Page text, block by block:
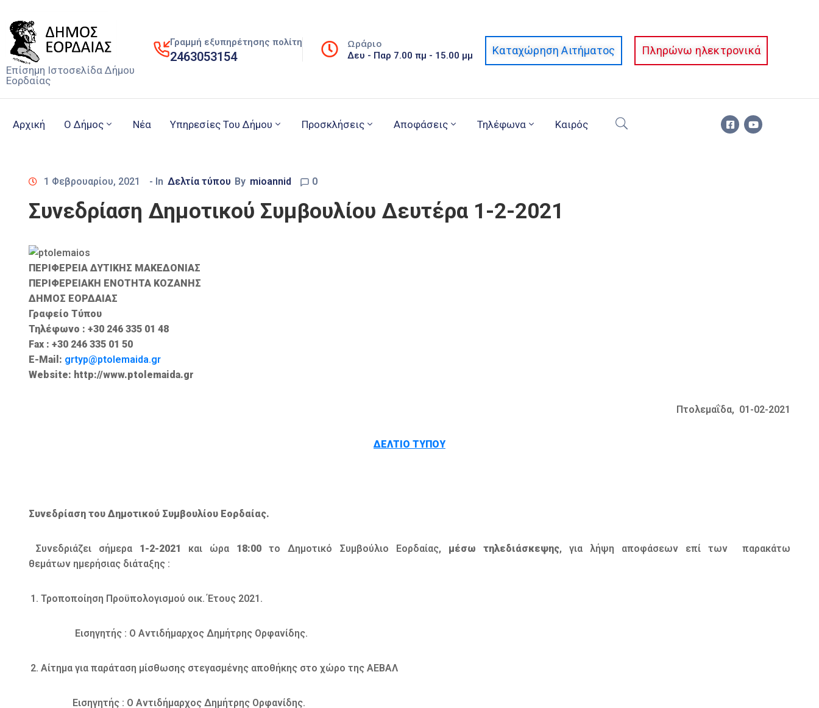
Επίσημη Ιστοσελίδα Δήμου
Εορδαίας
Γραμμή εξυπηρέτησης πολίτη
2463053154
Ωράριο
Δευ - Παρ 7.00 πμ - 15.00 μμ Καταχώρηση Αιτήματος Πληρώνω ηλεκτρονικά
Αρχική Ο Δήμος Νέα Υπηρεσίες Του Δήμου Προσκλήσεις Αποφάσεις Τηλέφωνα Καιρός
1 Φεβρουαρίου, 2021 - In Δελτία τύπου By mioannid 0
Συνεδρίαση Δημοτικού Συμβουλίου Δευτέρα 1-2-2021
ΠΕΡΙΦΕΡΕΙΑ ΔΥΤΙΚΗΣ ΜΑΚΕΔΟΝΙΑΣ
ΠΕΡΙΦΕΡΕΙΑΚΗ ΕΝΟΤΗΤΑ ΚΟΖΑΝΗΣ
ΔΗΜΟΣ ΕΟΡΔΑΙΑΣ
Γραφείο Τύπου
Τηλέφωνο : +30 246 335 01 48
Fax : +30 246 335 01 50
E-Mail: grtyp@ptolemaida.gr
Website: http://www.ptolemaida.gr
Πτολεμαΐδα, 01-02-2021
ΔΕΛΤΙΟ ΤΥΠΟΥ
Συνεδρίαση του Δημοτικού Συμβουλίου Εορδαίας.
Συνεδριάζει σήμερα 1-2-2021 και ώρα 18:00 το Δημοτικό Συμβούλιο Εορδαίας, μέσω τηλεδιάσκεψης, για λήψη αποφάσεων επί των παρακάτω
θεμάτων ημερήσιας διάταξης :
Τροποποίηση Προϋπολογισμού οικ. Έτους 2021.
Εισηγητής : O Αντιδήμαρχος Δημήτρης Ορφανίδης.
Αίτημα για παράταση μίσθωσης στεγασμένης αποθήκης στο χώρο της ΑΕΒΑΛ
Εισηγητής : O Αντιδήμαρχος Δημήτρης Ορφανίδης.